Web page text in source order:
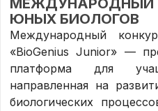
ЮНЫХ БИОЛОГОВ
Международный
«BioGenius Junior» —
платформа для
направленная на
биологических